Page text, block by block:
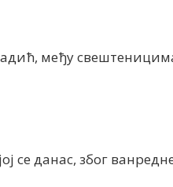
међу
данас, због